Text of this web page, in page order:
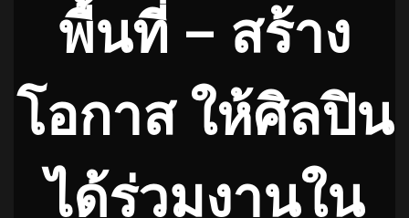
พื้นที่ – สร้าง
โอกาส ให้ศิลปิน
ได้ร่วมงานใน